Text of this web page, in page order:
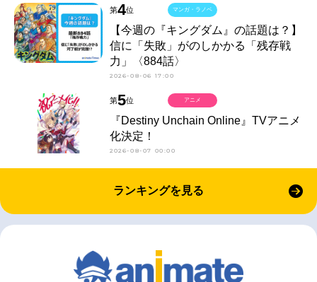
第4位
【今週の『キングダム』の話題は？】
信に「失敗」がのしかかる「残存戦
力」〈884話〉
2026-08-06 17:00
マンガ・ラノベ
第5位
『Destiny Unchain Online』TVアニメ
化決定！
2026-08-07 00:00
アニメ
ランキングを見る